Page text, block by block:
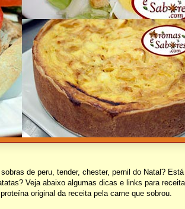
de peru, tender, chester, pernil do Natal?
Veja abaixo algumas dicas e links para
original da receita pela carne que sobrou.